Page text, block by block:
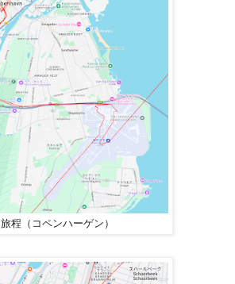
旅程（コペンハーゲン）